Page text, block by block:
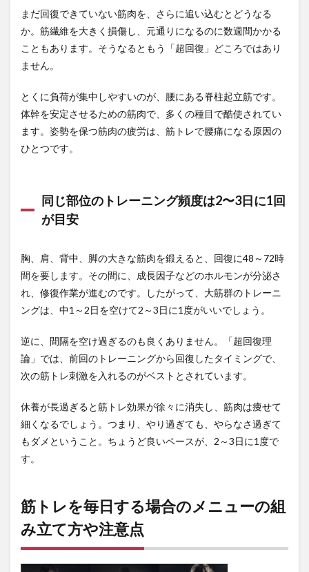
ンを
飲む
タイ
ミン
グは
レ後
以内
が目
安
めに
は毎
日の
な睡
眠も
大切
4.4
スト
チは
回復
や怪
止、
可動
域を
広く
5
【Q&A】
毎日の筋
トレにつ
いてトレ
ーニーか
まだ回復できていない筋肉を、さらに追い込むとどうなる
か。筋繊維を大きく損傷し、元通りになるのに数週間かかる
こともあります。そうなるともう「超回復」どころではあり
ません。
とくに負荷が集中しやすいのが、腰にある脊柱起立筋です。
体幹を安定させるための筋肉で、多くの種目で酷使されてい
ます。姿勢を保つ筋肉の疲労は、筋トレで腰痛になる原因の
ひとつです。
同じ部位のトレーニング頻度は2〜3日に1回
が目安
胸、肩、背中、脚の大きな筋肉を鍛えると、回復に48～72時
間を要します。その間に、成長因子などのホルモンが分泌さ
れ、修復作業が進むのです。したがって、大筋群のトレーニ
ングは、中1～2日を空けて2～3日に1度がいいでしょう。
逆に、間隔を空け過ぎるのも良くありません。「超回復理
論」では、前回のトレーニングから回復したタイミングで、
次の筋トレ刺激を入れるのがベストとされています。
休養が長過ぎると筋トレ効果が徐々に消失し、筋肉は痩せて
細くなるでしょう。つまり、やり過ぎても、やらなさ過ぎて
もダメということ。ちょうど良いペースが、2～3日に1度で
す。
筋トレを毎日する場合のメニューの組
み立て方や注意点